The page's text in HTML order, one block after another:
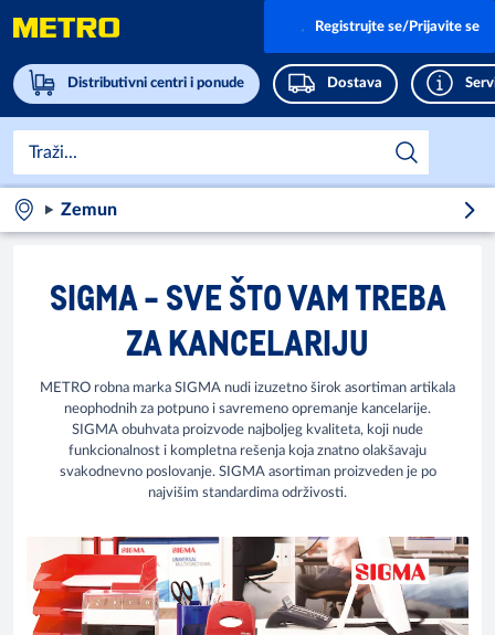
Distributivni centri i ponude Dostava
Registrujte se/Prijavite se
Zemun
SIGMA - SVE ŠTO VAM TREBA
ZA KANCELARIJU
METRO robna marka SIGMA nudi izuzetno širok asortiman artikala
neophodnih za potpuno i savremeno opremanje kancelarije.
SIGMA obuhvata proizvode najboljeg kvaliteta, koji nude
funkcionalnost i kompletna rešenja koja znatno olakšavaju
svakodnevno poslovanje. SIGMA asortiman proizveden je po
najvišim standardima održivosti.